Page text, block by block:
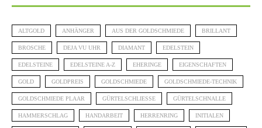
ALTGOLD ANHÄNGER AUS DER GOLDSCHMIEDE BRILLANT
BROSCHE DEJA VU UHR DIAMANT EDELSTEIN
EDELSTEINE EDELSTEINE A-Z EHERINGE EIGENSCHAFTEN
GOLD GOLDPREIS GOLDSCHMIEDE GOLDSCHMIEDE-TECHNIK
GOLDSCHMIEDE PLAAR GÜRTELSCHLIESSE GÜRTELSCHNALLE
HAMMERSCHLAG HANDARBEIT HERRENRING INITIALEN